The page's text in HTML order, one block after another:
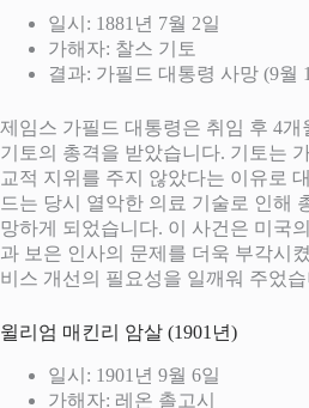
일시: 1881년 7월 2일
가해자: 찰스 기토
결과: 가필드 대통령 사망 (9월
제임스 가필드 대통령은 취임 후 4
기토의 총격을 받았습니다. 기토는
교적 지위를 주지 않았다는 이유로
드는 당시 열악한 의료 기술로 인해
망하게 되었습니다. 이 사건은 미국
과 보은 인사의 문제를 더욱 부각시
비스 개선의 필요성을 일깨워 주었
윌리엄 매킨리 암살 (1901년)
일시: 1901년 9월 6일
가해자: 레온 촐고시